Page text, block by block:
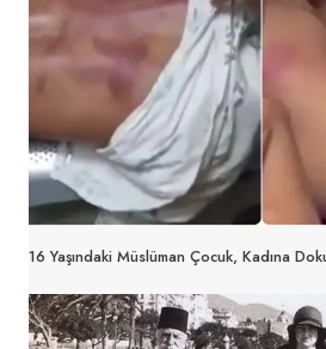
16 Yaşındaki Müslüman Çocuk, Kadına